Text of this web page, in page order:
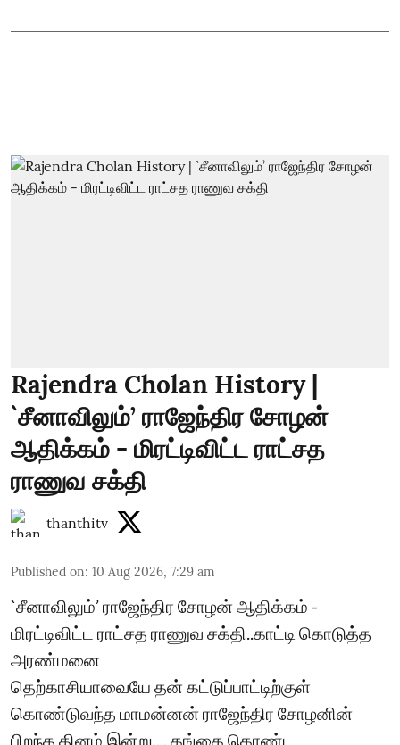
Rajendra Cholan History |
`சீனாவிலும்’ ராஜேந்திர சோழன்
ஆதிக்கம் - மிரட்டிவிட்ட ராட்சத
ராணுவ சக்தி
thanthitv
Published on: 10 Aug 2026, 7:29 am
`சீனாவிலும்’ ராஜேந்திர சோழன் ஆதிக்கம் -
மிரட்டிவிட்ட ராட்சத ராணுவ சக்தி..காட்டி கொடுத்த
அரண்மனை
தெற்காசியாவையே தன் கட்டுப்பாட்டிற்குள்
கொண்டுவந்த மாமன்னன் ராஜேந்திர சோழனின்
பிறந்த தினம் இன்று.... கங்கை கொண்ட